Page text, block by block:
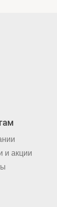
и акции